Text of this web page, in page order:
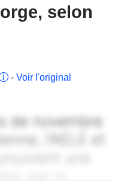
selon
- Voir l'original